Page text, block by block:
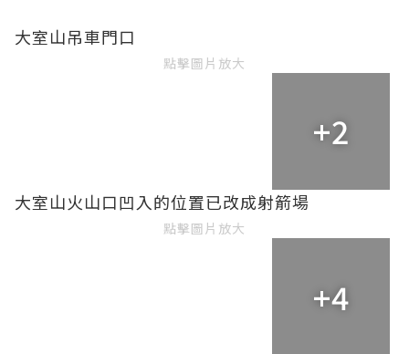
大室山吊車門口
點擊圖片放大
+2
大室山火山口凹入的位置已改成射箭場
點擊圖片放大
+4